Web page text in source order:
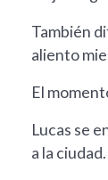
También
aliento
El
Lucas se
a la ciudad.